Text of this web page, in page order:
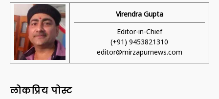
Virendra Gupta
Editor-in-Chief
(+91) 9453821310
editor@mirzapurnews.com
लोकप्रिय पोस्ट